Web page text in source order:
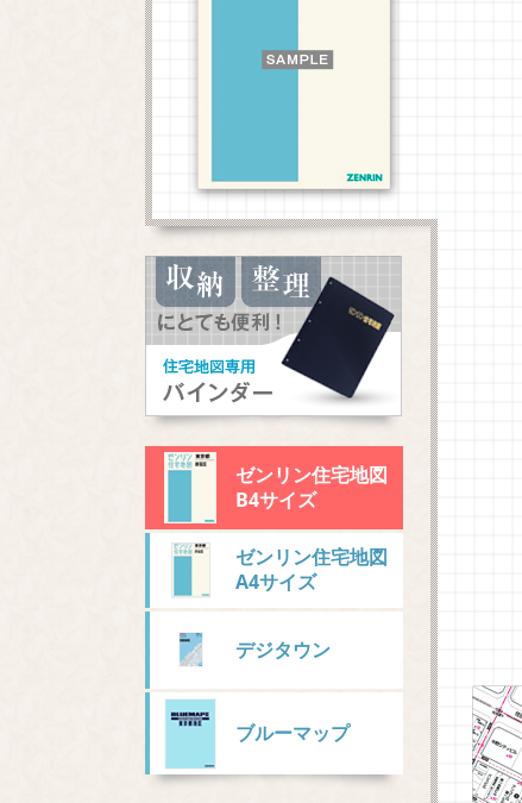
ゼンリン住宅地図
B4サイズ
ゼンリン住宅地図
A4サイズ
デジタウン
ブルーマップ